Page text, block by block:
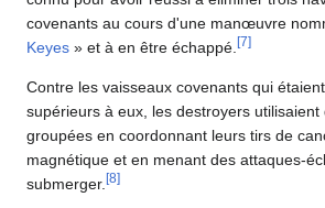
covenants au cours d'une manœuvre
Keyes » et à en être échappé. [7]
Contre les vaisseaux covenants qui
supérieurs à eux, les destroyers utilisaient
groupées en coordonnant leurs tirs de
magnétique et en menant des attaques-
submerger. [8]